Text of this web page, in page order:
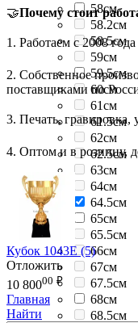
58см
58.2см
58.5см
59см
59.5см
60см
61см
61.5см
62см
62.5см
63см
64см
64.5см
65см
65.5см
66см
67см
67.5см
68см
68.5см
🤝Почему стоит
1. Работаем с 2008
2. Собственное
поставщиками по
3. Печать, гравировка,
4. Оптом и в розницу,
Кубок 1043E (5)
Отложить
10 80000 ₽
Главная
Найти